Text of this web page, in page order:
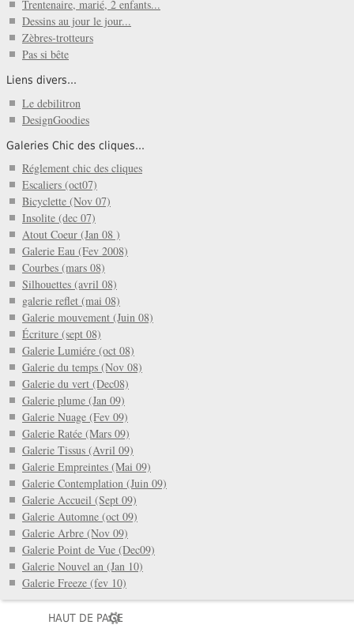
Trentenaire, marié, 2 enfants...
Dessins au jour le jour...
Zèbres-trotteurs
Pas si bête
Liens divers...
Le debilitron
DesignGoodies
Galeries Chic des cliques...
Réglement chic des cliques
Escaliers (oct07)
Bicyclette (Nov 07)
Insolite (dec 07)
Atout Coeur (Jan 08 )
Galerie Eau (Fev 2008)
Courbes (mars 08)
Silhouettes (avril 08)
galerie reflet (mai 08)
Galerie mouvement (Juin 08)
Écriture (sept 08)
Galerie Lumiére (oct 08)
Galerie du temps (Nov 08)
Galerie du vert (Dec08)
Galerie plume (Jan 09)
Galerie Nuage (Fev 09)
Galerie Ratée (Mars 09)
Galerie Tissus (Avril 09)
Galerie Empreintes (Mai 09)
Galerie Contemplation (Juin 09)
Galerie Accueil (Sept 09)
Galerie Automne (oct 09)
Galerie Arbre (Nov 09)
Galerie Point de Vue (Dec09)
Galerie Nouvel an (Jan 10)
Galerie Freeze (fev 10)
HAUT DE PAGE